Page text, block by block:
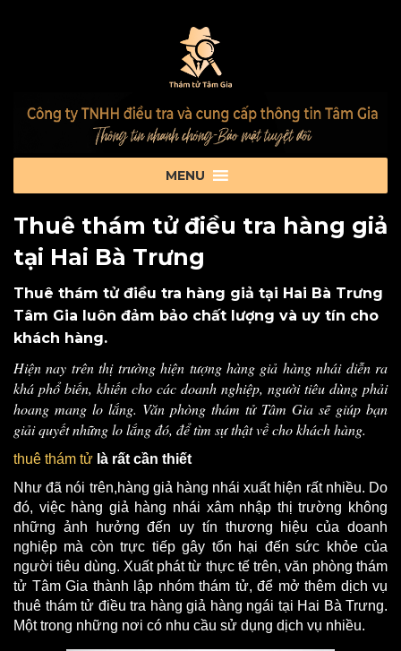
Thuê thám tử điều tra hàng giả
tại Hai Bà Trưng
Thuê thám tử điều tra hàng giả tại Hai Bà Trưng
Tâm Gia luôn đảm bảo chất lượng và uy tín cho
khách hàng.
Hiện nay trên thị trường hiện tượng hàng giả hàng nhái diễn ra
khá phổ biến, khiến cho các doanh nghiệp, người tiêu dùng phải
hoang mang lo lắng. Văn phòng thám tử Tâm Gia sẽ giúp bạn
giải quyết những lo lắng đó, để tìm sự thật về cho khách hàng.
thuê thám tử là rất cần thiết
Như đã nói trên,hàng giả hàng nhái xuất hiện rất nhiều. Do
đó, việc hàng giả hàng nhái xâm nhập thị trường không
những ảnh hưởng đến uy tín thương hiệu của doanh
nghiệp mà còn trực tiếp gây tổn hại đến sức khỏe của
người tiêu dùng. Xuất phát từ thực tế trên, văn phòng thám
tử Tâm Gia thành lập nhóm thám tử, để mở thêm dịch vụ
thuê thám tử điều tra hàng giả hàng ngái tại Hai Bà Trưng.
Một trong những nơi có nhu cầu sử dụng dịch vụ nhiều.